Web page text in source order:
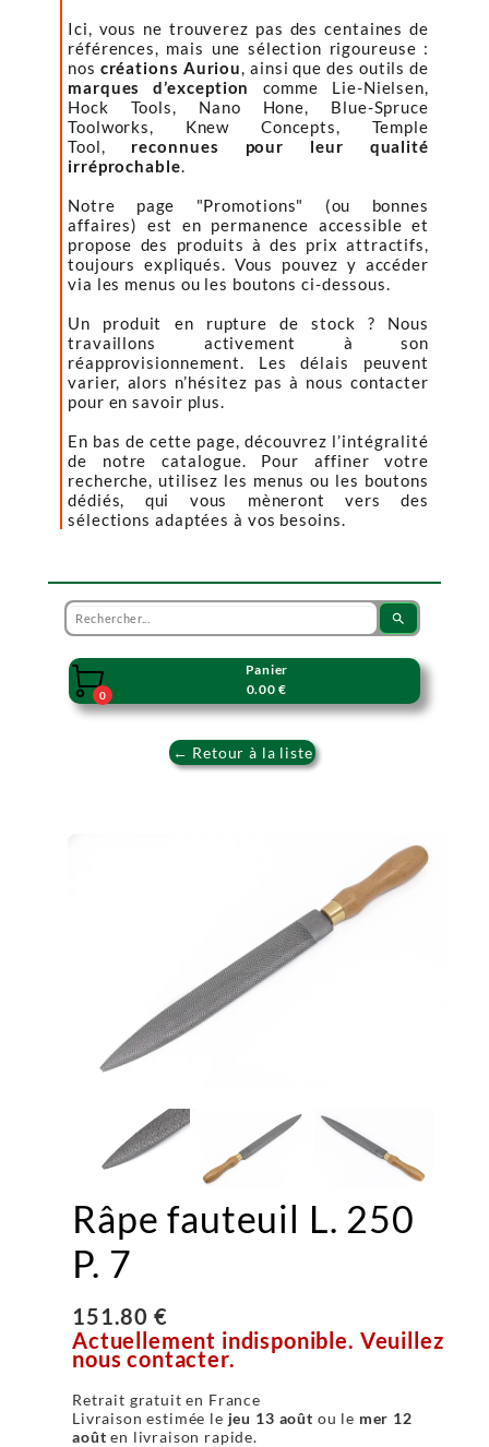
Ici, vous ne trouverez pas des centaines de
références, mais une sélection rigoureuse :
nos créations Auriou, ainsi que des outils de
marques d’exception
comme Lie-Nielsen,
Hock Tools, Nano Hone, Blue-Spruce
Toolworks, Knew Concepts, Temple
Tool, reconnues pour leur qualité
irréprochable.
Notre page "Promotions" (ou bonnes
affaires) est en permanence accessible et
propose des produits à des prix attractifs,
toujours expliqués. Vous pouvez y accéder
via les menus ou les boutons ci-dessous.
Un produit en rupture de stock ? Nous
travaillons activement à son
réapprovisionnement. Les délais peuvent
varier, alors n’hésitez pas à nous contacter
pour en savoir plus.
En bas de cette page, découvrez l’intégralité
de notre catalogue. Pour affiner votre
recherche, utilisez les menus ou les boutons
dédiés, qui vous mèneront vers des
sélections adaptées à vos besoins.
search

0
Panier
0.00 €
← Retour à la liste
Râpe fauteuil L. 250
P. 7
151.80 €
Actuellement indisponible. Veuillez
nous contacter.
Retrait gratuit en France
Livraison estimée le jeu 13 août ou le mer 12
août en livraison rapide.